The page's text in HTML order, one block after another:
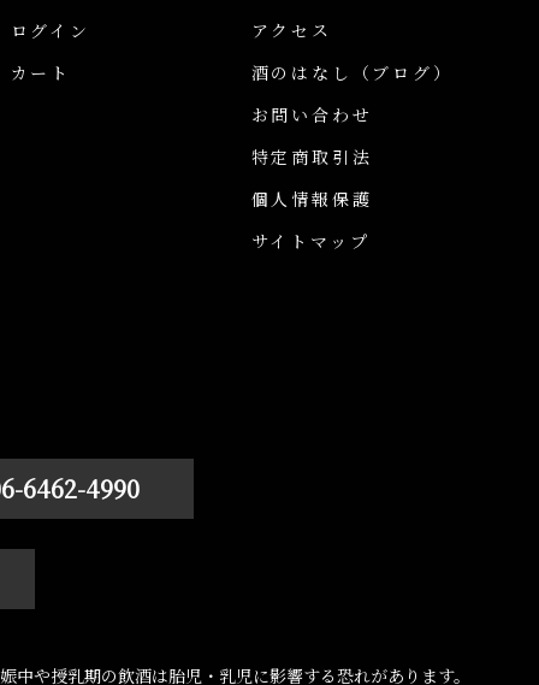
ログイン
カート
アクセス
酒のはなし
（ブログ）
お問い合わせ
特定商取引法
個人情報保護
サイトマップ
6462-4990
や授乳期の飲酒は胎児・乳児に影響する恐れがあります。